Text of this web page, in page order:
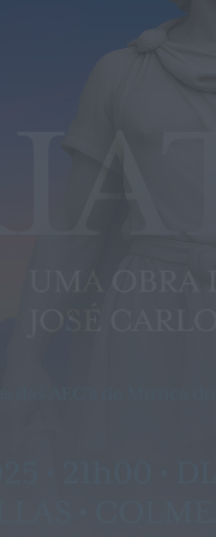
É oficial: AD Valonguense vai
Liga SABSEG na época 2026/27
Nasce a Associação Atlética